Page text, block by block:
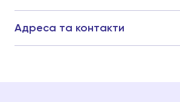
Адреса та контакти